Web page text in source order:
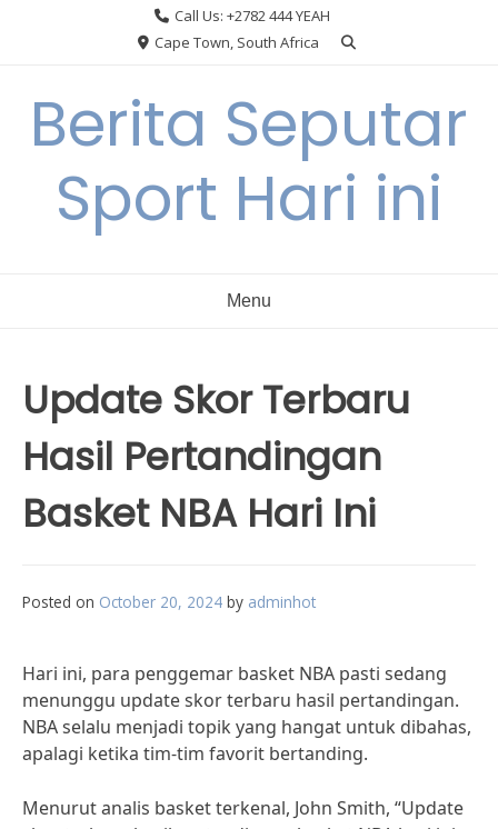
Call Us: +2782 444 YEAH
Cape Town, South Africa
Berita Seputar
Sport Hari ini
Menu
Update Skor Terbaru
Hasil Pertandingan
Basket NBA Hari Ini
Posted on October 20, 2024 by adminhot
Hari ini, para penggemar basket NBA pasti sedang
menunggu update skor terbaru hasil pertandingan.
NBA selalu menjadi topik yang hangat untuk dibahas,
apalagi ketika tim-tim favorit bertanding.
Menurut analis basket terkenal, John Smith, “Update